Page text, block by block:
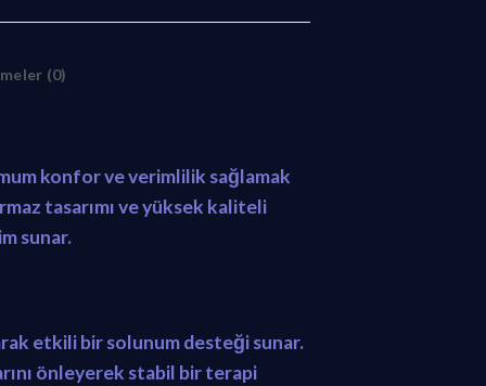
(0)
konfor ve verimlilik sağlamak
tasarımı ve yüksek kaliteli
sunar.
etkili bir solunum desteği sunar.
önleyerek stabil bir terapi